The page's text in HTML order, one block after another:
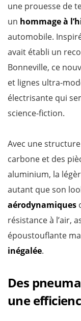
une prouesse de
un hommage à
automobile.
avait établi un
Bonneville, ce
et lignes ultra-
électrisante qui
science-fiction.
Avec une
carbone et des
aluminium, la
autant que son
aérodynamiques
résistance à l’air,
époustouflante
inégalée.
Des
une